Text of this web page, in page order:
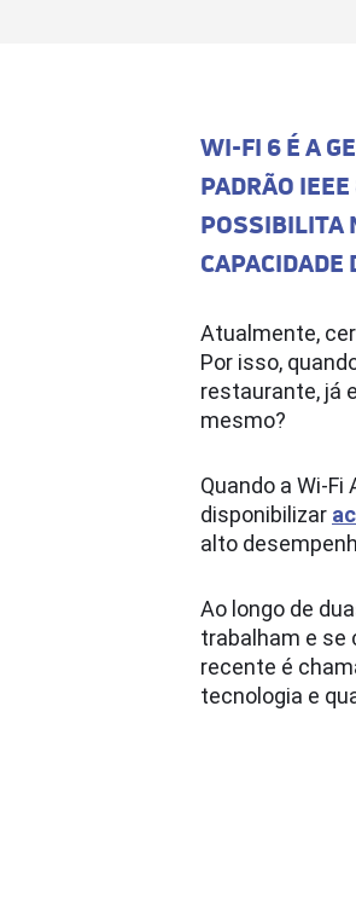
WI-FI 6 É A
PADRÃO
POSSIBILITA
CAPACIDADE
Atualmente,
Por isso,
restaurante, já
mesmo?
Quando a Wi-
disponibilizar
alto
Ao longo de
trabalham e se
recente é
tecnologia e